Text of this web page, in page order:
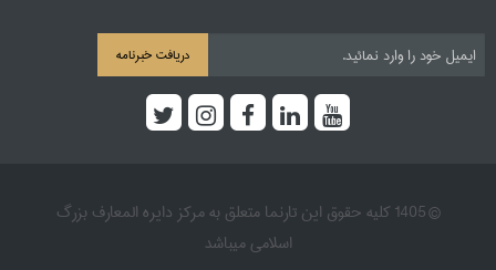
دریافت خبرنامه
© 1405 کلیه حقوق این تارنما متعلق به مرکز دایره المعارف بزرگ
اسلامی میباشد